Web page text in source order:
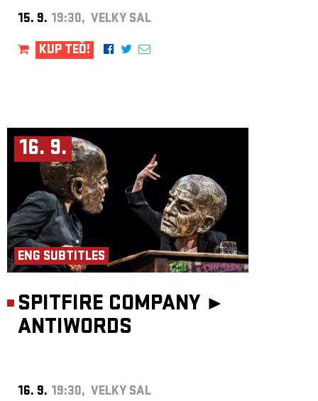
15. 9. 19:30, VELKÝ SÁL
KUP TEĎ!
16. 9.
ENG SUBTITLES
SPITFIRE COMPANY ►
ANTIWORDS
16. 9. 19:30, VELKÝ SÁL